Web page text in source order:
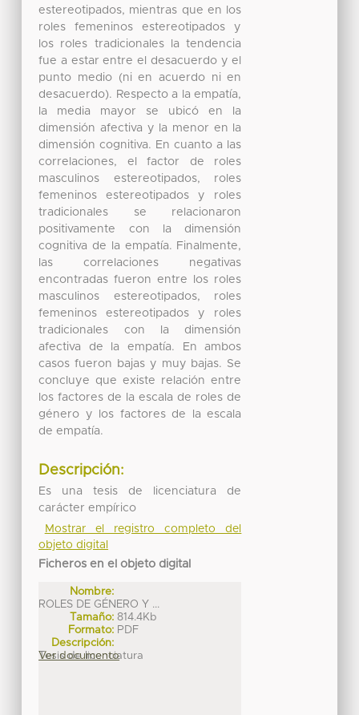
estereotipados, mientras que en los
roles femeninos estereotipados y
los roles tradicionales la tendencia
fue a estar entre el desacuerdo y el
punto medio (ni en acuerdo ni en
desacuerdo). Respecto a la empatía,
la media mayor se ubicó en la
dimensión afectiva y la menor en la
dimensión cognitiva. En cuanto a las
correlaciones, el factor de roles
masculinos estereotipados, roles
femeninos estereotipados y roles
tradicionales se relacionaron
positivamente con la dimensión
cognitiva de la empatía. Finalmente,
las correlaciones negativas
encontradas fueron entre los roles
masculinos estereotipados, roles
femeninos estereotipados y roles
tradicionales con la dimensión
afectiva de la empatía. En ambos
casos fueron bajas y muy bajas. Se
concluye que existe relación entre
los factores de la escala de roles de
género y los factores de la escala
de empatía.
Descripción:
Es una tesis de licenciatura de
carácter empírico
Mostrar el registro completo del
objeto digital
Ficheros en el objeto digital
Nombre:
ROLES DE GÉNERO Y ...
Tamaño: 814.4Kb
Formato: PDF
Descripción:
Tesis de licenciatura
Ver documento